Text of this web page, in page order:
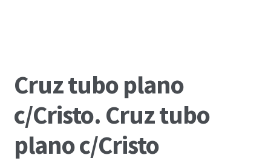
Cruz tubo plano
c/Cristo. Cruz tubo
plano c/Cristo